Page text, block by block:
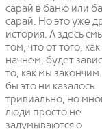
сарай в баню или
сарай. Но это уже
история. А здесь
том, что от того,
начнем, будет
то, как мы
бы это ни казалось
тривиально, но
люди просто не
задумываются о